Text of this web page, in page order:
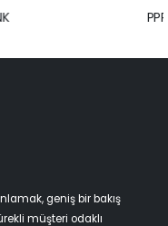
geniş bir bakış
müşteri odaklı